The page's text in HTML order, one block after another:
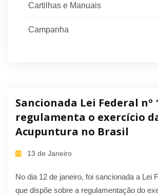
Cartilhas e Manuais
Campanha
Sancionada Lei Federal nº
regulamenta o exercício
Acupuntura no Brasil
13 de Janeiro
No dia 12 de janeiro, foi sancionada a Lei
que dispõe sobre a regulamentação do